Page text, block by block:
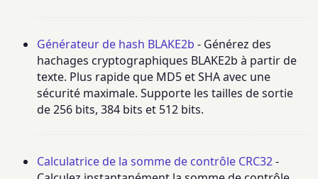
Générateur de hash BLAKE2b - Générez des
hachages cryptographiques BLAKE2b à partir de
texte. Plus rapide que MD5 et SHA avec une
sécurité maximale. Supporte les tailles de sortie
de 256 bits, 384 bits et 512 bits.
Calculatrice de la somme de contrôle CRC32-